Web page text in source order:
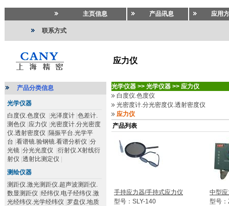
主页信息 产品讯息 应用
联系方式
应力仪
产品分类信息
光学仪器
白度仪.色度仪
光泽度计 色差计.
测色仪 应力仪 光密度计.分光密度
仪.透射密度仪 隔振平台.光学平
台 看谱镜.验钢镜.看谱分析仪 分
光镜 分光光度仪
衍射仪.X射线衍
射仪 透射比测定仪
测绘仪器
测距仪.激光测距仪.超声波测距仪.
数显测距仪 经纬仪.电子经纬仪.激
光经纬仪.光学经纬仪 罗盘仪.地质
光学仪器 >> 光学仪器 >> 应力仪
白度仪.色度仪
光密度计.分光密度仪.透射密度仪
应力仪
产品列表
手持应力器/手持式应力仪
型号：SLY-140
中型
型号